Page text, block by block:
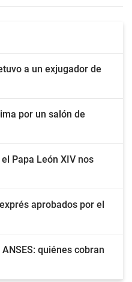
a un exjugador de
por un salón de
Papa León XIV nos
aprobados por el
quiénes cobran